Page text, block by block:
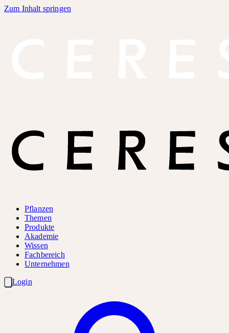
Zum Inhalt springen
Pflanzen
Themen
Produkte
Akademie
Wissen
Fachbereich
Unternehmen
Login